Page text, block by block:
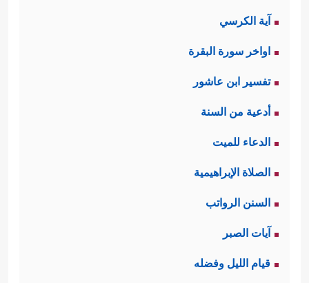
آية الكرسي
اواخر سورة البقرة
تفسير ابن عاشور
أدعية من السنة
الدعاء للميت
الصلاة الإبراهيمية
السنن الرواتب
آيات الصبر
قيام الليل وفضله